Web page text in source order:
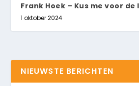
Frank Hoek – Kus me voor
1 oktober 2024
NIEUWSTE BERICHTEN